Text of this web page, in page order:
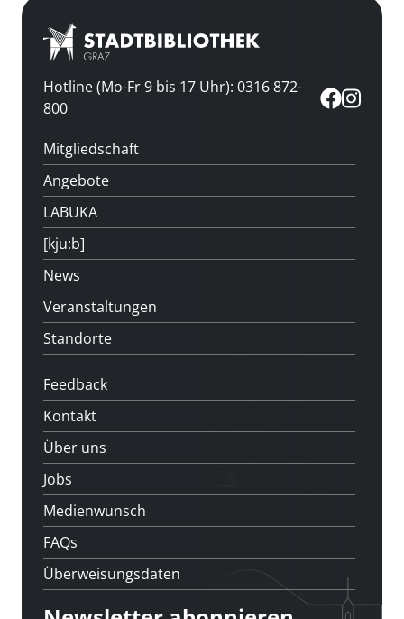
Hotline (Mo-Fr 9 bis 17 Uhr): 0316 872-
800
Mitgliedschaft
Angebote
LABUKA
[kju:b]
News
Veranstaltungen
Standorte
Feedback
Kontakt
Über uns
Jobs
Medienwunsch
FAQs
Überweisungsdaten